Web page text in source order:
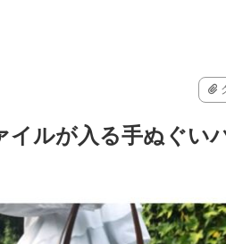
ルが入る手ぬぐい